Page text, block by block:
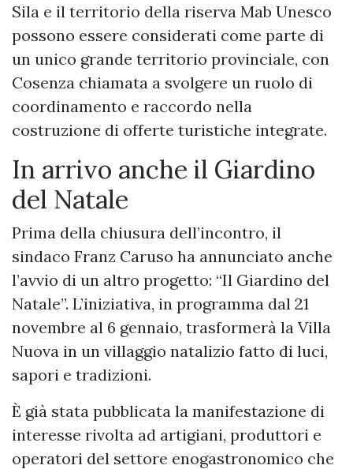
Sila e il territorio della riserva Mab Unesco
possono essere considerati come parte di
un unico grande territorio provinciale, con
Cosenza chiamata a svolgere un ruolo di
coordinamento e raccordo nella
costruzione di offerte turistiche integrate.
In arrivo anche il Giardino
del Natale
Prima della chiusura dell’incontro, il
sindaco Franz Caruso ha annunciato anche
l’avvio di un altro progetto: “Il Giardino del
Natale”. L’iniziativa, in programma dal 21
novembre al 6 gennaio, trasformerà la Villa
Nuova in un villaggio natalizio fatto di luci,
sapori e tradizioni.
È già stata pubblicata la manifestazione di
interesse rivolta ad artigiani, produttori e
operatori del settore enogastronomico che